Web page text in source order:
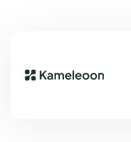
Quick Links